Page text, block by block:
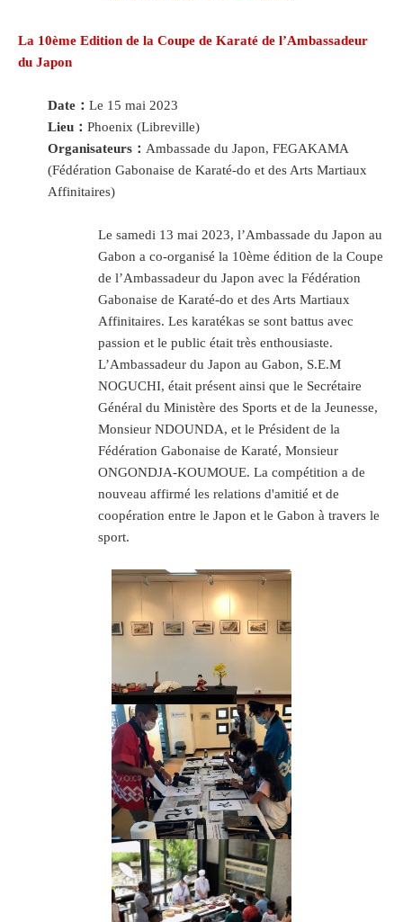
La 10ème Edition de la Coupe de Karaté de l’Ambassadeur
du Japon
Date：Le 15 mai 2023
Lieu：Phoenix (Libreville)
Organisateurs：Ambassade du Japon, FEGAKAMA
(Fédération Gabonaise de Karaté-do et des Arts Martiaux
Affinitaires)
Le samedi 13 mai 2023, l’Ambassade du Japon au
Gabon a co-organisé la 10ème édition de la Coupe
de l’Ambassadeur du Japon avec la Fédération
Gabonaise de Karaté-do et des Arts Martiaux
Affinitaires. Les karatékas se sont battus avec
passion et le public était très enthousiaste.
L’Ambassadeur du Japon au Gabon, S.E.M
NOGUCHI, était présent ainsi que le Secrétaire
Général du Ministère des Sports et de la Jeunesse,
Monsieur NDOUNDA, et le Président de la
Fédération Gabonaise de Karaté, Monsieur
ONGONDJA-KOUMOUE. La compétition a de
nouveau affirmé les relations d'amitié et de
coopération entre le Japon et le Gabon à travers le
sport.